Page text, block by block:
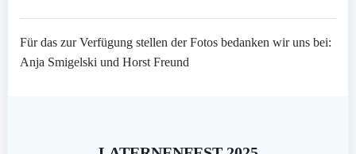
Für das zur Verfügung stellen der Fotos bedanken wir uns bei:
Anja Smigelski und Horst Freund